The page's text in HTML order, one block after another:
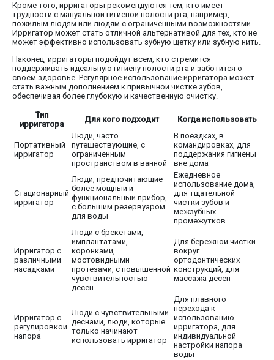
Кроме того, ирригаторы рекомендуются тем, кто имеет
трудности с мануальной гигиеной полости рта, например,
пожилым людям или людям с ограниченными возможностями.
Ирригатор может стать отличной альтернативой для тех, кто не
может эффективно использовать зубную щетку или зубную нить.
Наконец, ирригаторы подойдут всем, кто стремится
поддерживать идеальную гигиену полости рта и заботится о
своем здоровье. Регулярное использование ирригатора может
стать важным дополнением к привычной чистке зубов,
обеспечивая более глубокую и качественную очистку.
Тип
ирригатора
Для кого подходит Когда использовать
Портативный
ирригатор
Люди, часто
путешествующие, с
ограниченным
пространством в ванной
В поездках, в
командировках, для
поддержания гигиены
вне дома
Стационарный
ирригатор
Люди, предпочитающие
более мощный и
функциональный прибор,
с большим резервуаром
для воды
Ежедневное
использование дома,
для тщательной
чистки зубов и
межзубных
промежутков
Ирригатор с
различными
насадками
Люди с брекетами,
имплантатами,
коронками,
мостовидными
протезами, с повышенной
чувствительностью
десен
Для бережной чистки
вокруг
ортодонтических
конструкций, для
массажа десен
Ирригатор с
регулировкой
напора
Люди с чувствительными
деснами, люди, которые
только начинают
использовать ирригатор
Для плавного
перехода к
использованию
ирригатора, для
индивидуальной
настройки напора
воды